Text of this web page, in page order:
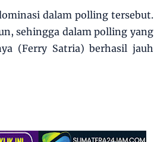
dalam polling tersebut.
sehingga dalam polling yang
(Ferry Satria) berhasil jauh